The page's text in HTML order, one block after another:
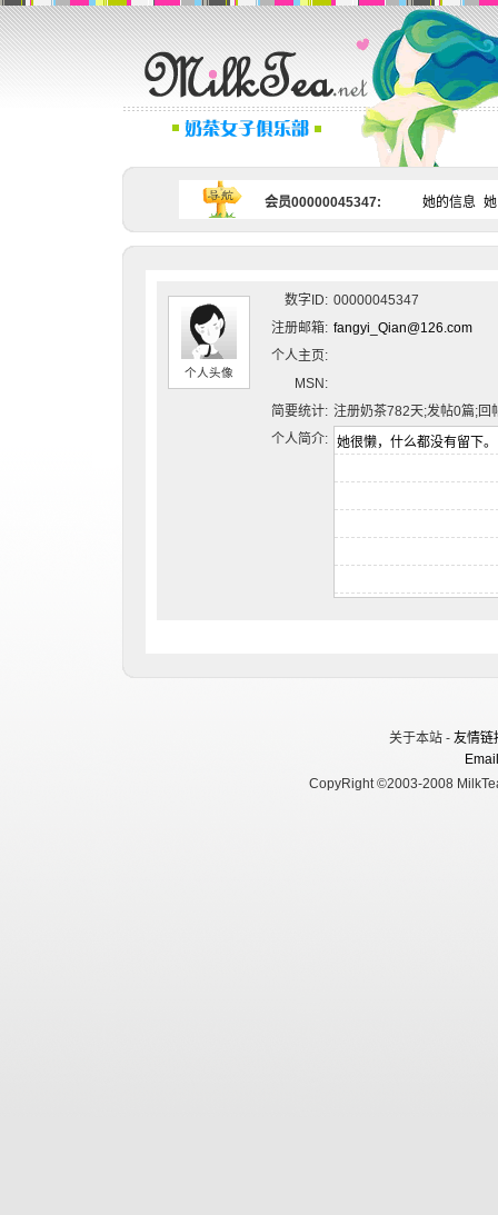
会员00000045347: 她的信息
个人头像
数字ID: 00000045347
注册邮箱: fangyi_Qian@126.com
个人主页:
MSN:
简要统计: 注册奶茶782天;发帖0篇;回
个人简介:
关于本站 - 友情链
CopyRight ©2003-2008